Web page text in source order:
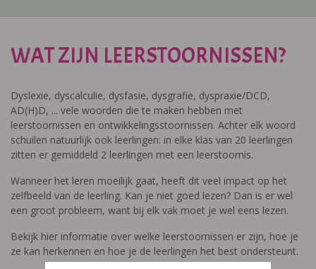
WAT ZIJN LEERSTOORNISSEN?
Dyslexie, dyscalculie, dysfasie, dysgrafie, dyspraxie/DCD,
AD(H)D, ... vele woorden die te maken hebben met
leerstoornissen en ontwikkelingsstoornissen. Achter elk woord
schuilen natuurlijk ook leerlingen: in elke klas van 20 leerlingen
zitten er gemiddeld 2 leerlingen met een leerstoornis.
Wanneer het leren moeilijk gaat, heeft dit veel impact op het
zelfbeeld van de leerling. Kan je niet goed lezen? Dan is er wel
een groot probleem, want bij elk vak moet je wel eens lezen.
Bekijk hier informatie over welke leerstoornissen er zijn, hoe je
ze kan herkennen en hoe je de leerlingen het best ondersteunt.